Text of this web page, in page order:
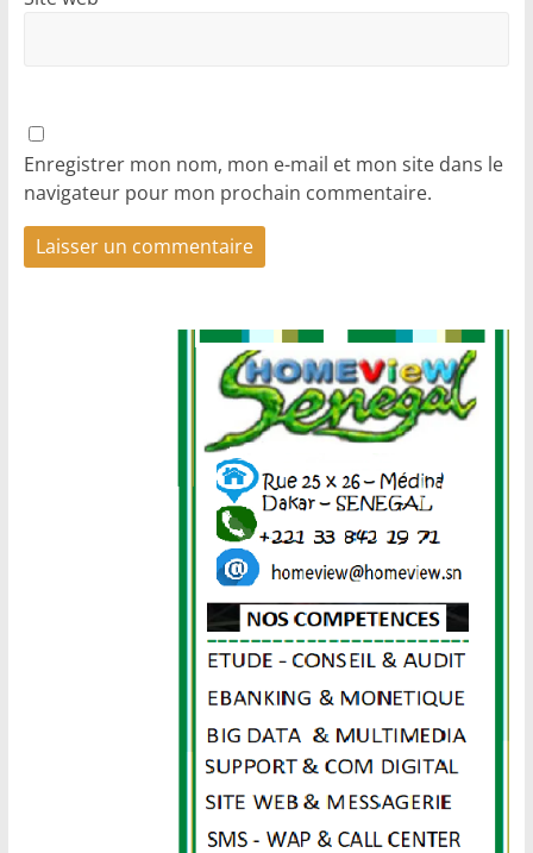
Enregistrer mon nom, mon e-mail et mon site dans le
navigateur pour mon prochain commentaire.